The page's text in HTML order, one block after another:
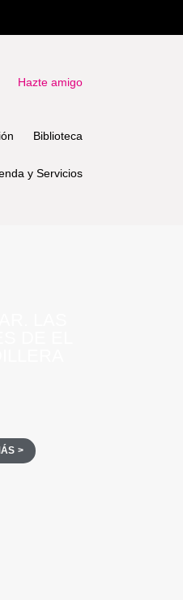
Hazte amigo
Biblioteca
y Servicios
>